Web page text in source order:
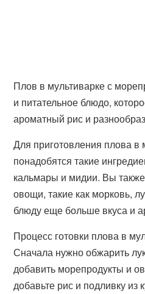
Плов в мультиварке с
и питательное блюдо,
ароматный рис и
Для приготовления плова в
понадобятся такие
кальмары и мидии. Вы
овощи, такие как морковь,
блюду еще больше вкуса и
Процесс готовки плова в
Сначала нужно обжарить
добавить морепродукты и
добавьте рис и подливку из